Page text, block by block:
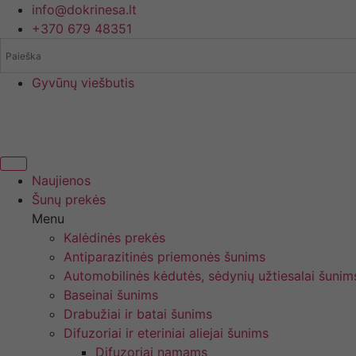
prie
info@dokrinesa.lt
+370 679 48351
Gyvūnų viešbutis
Naujienos
Šunų prekės
Menu
Kalėdinės prekės
Antiparazitinės priemonės šunims
Automobilinės kėdutės, sėdynių užtiesalai
Baseinai šunims
Drabužiai ir batai šunims
Difuzoriai ir eteriniai aliejai šunims
Difuzoriai namams